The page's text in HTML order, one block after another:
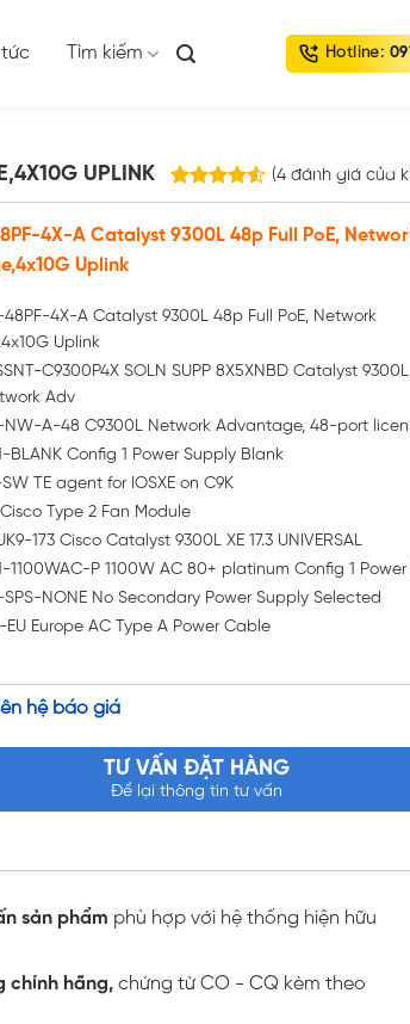
tức Tìm kiếm Hotline:
UPLINK
4.50trên
5 dựa trên
4
đánh giá
(4đánh giá của
4X-A Catalyst 9300L 48p Full PoE,
Uplink
4X-A Catalyst 9300L 48p Full PoE, Network
Uplink
C9300P4X SOLN SUPP 8X5XNBD Catalyst
Adv
NW-A-48 C9300L Network Advantage, 48-port
BLANK Config 1 Power Supply Blank
SW TE agent for IOSXE on C9K
Type 2 Fan Module
173 Cisco Catalyst 9300L XE 17.3 UNIVERSAL
1100WAC-P 1100W AC 80+ platinum Config 1
NONE No Secondary Power Supply Selected
EU Europe AC Type A Power Cable
hệ báo giá
TƯ VẤN ĐẶT HÀNG
Để lại thông tin tư vấn
sản phẩm phù hợp với hệ thống hiện hữu
chính hãng, chứng từ CO - CQ kèm theo